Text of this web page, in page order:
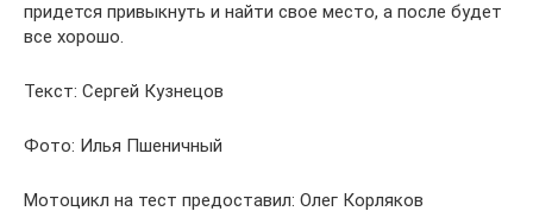
придется привыкнуть и найти свое место, а после будет
все хорошо.
Текст: Сергей Кузнецов
Фото: Илья Пшеничный
Мотоцикл на тест предоставил: Олег Корляков